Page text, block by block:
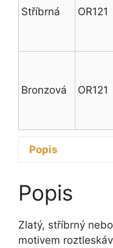
Stříbrná OR121
Bronzová OR121
Popis
Popis
Zlatý, stříbrný
motivem